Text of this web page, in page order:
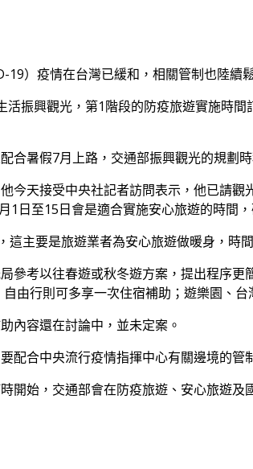
19）疫情在台灣已緩和，相關管制也陸
活振興觀光，第1階段的防疫旅遊實施時
合暑假7月上路，交通部振興觀光的規劃
今天接受中央社記者訪問表示，他已請
1日至15日會是適合實施安心旅遊的時間
主要是旅遊業者為安心旅遊做暖身，時
參考以往春遊或秋冬遊方案，提出程序
由行則可多享一次住宿補助；遊樂園、台
內容還在討論中，並未定案。
配合中央流行疫情指揮中心有關邊境的
開始，交通部會在防疫旅遊、安心旅遊